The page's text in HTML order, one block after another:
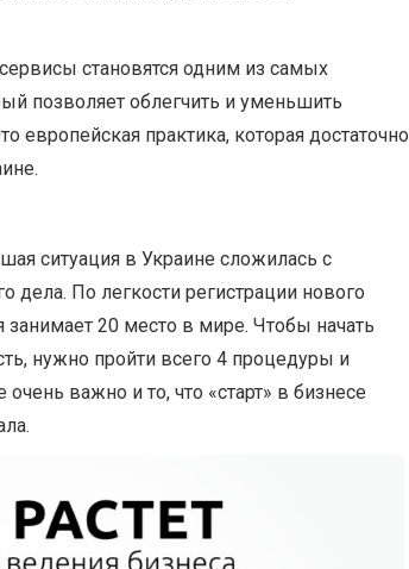
становятся одним из самых
позволяет облегчить и уменьшить
европейская практика, которая достаточно
ситуация в Украине сложилась с
дела. По легкости регистрации нового
занимает 20 место в мире. Чтобы начать
нужно пройти всего 4 процедуры и
важно и то, что «старт» в бизнесе